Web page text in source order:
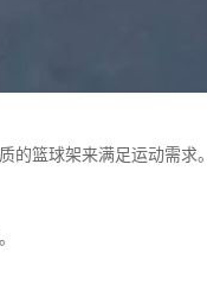
的篮球架来满足运动需求。